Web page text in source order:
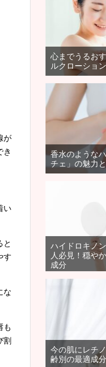
が
き
い
と
す
な
も
割
心までうるお
ルクローショ
香水のような
チェ」の魅力
ハイドロキノ
人必見！穏や
成分
今の肌にレチ
齢別の最適成